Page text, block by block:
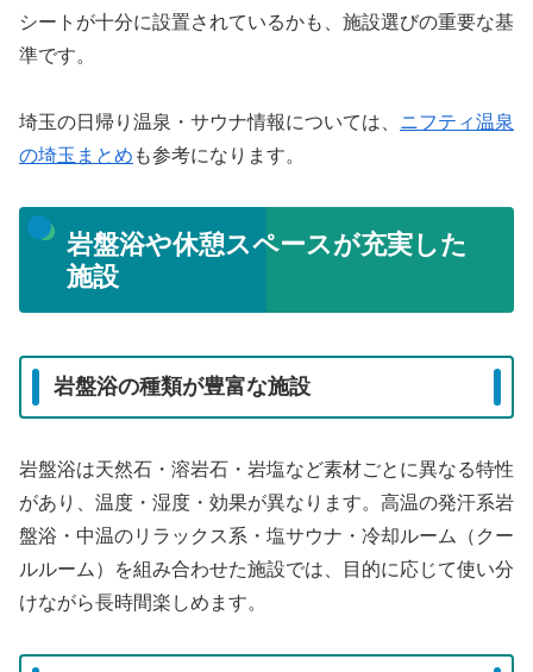
シートが十分に設置されているかも、施設選びの重要な基
準です。
埼玉の日帰り温泉・サウナ情報については、 ニフティ温泉
の埼玉まとめ も参考になります。
岩盤浴や休憩スペースが充実した
施設
岩盤浴の種類が豊富な施設
岩盤浴は天然石・溶岩石・岩塩など素材ごとに異なる特性
があり、温度・湿度・効果が異なります。高温の発汗系岩
盤浴・中温のリラックス系・塩サウナ・冷却ルーム（クー
ルルーム）を組み合わせた施設では、目的に応じて使い分
けながら長時間楽しめます。